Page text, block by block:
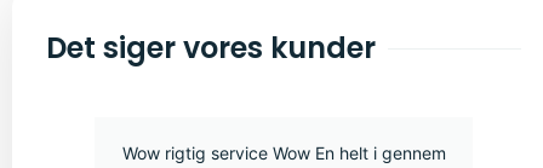
Det siger vores kunder
Wow rigtig service Wow En helt i gennem